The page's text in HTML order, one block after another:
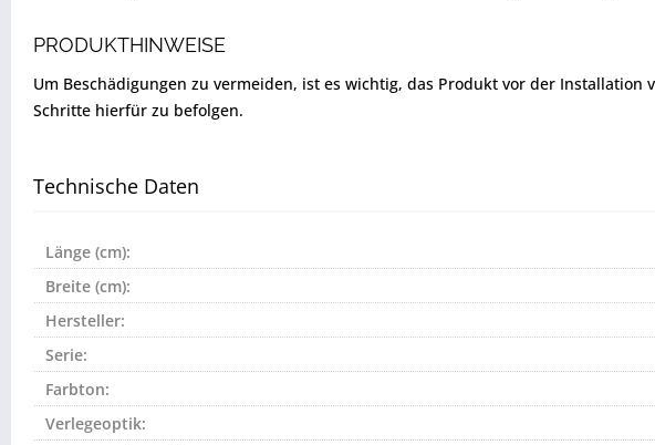
PRODUKTHINWEISE
Um Beschädigungen zu vermeiden, ist es wichtig, das Produkt vor der
Schritte hierfür zu befolgen.
Technische Daten
Länge (cm):
Breite (cm):
Hersteller:
Serie:
Farbton:
Verlegeoptik: